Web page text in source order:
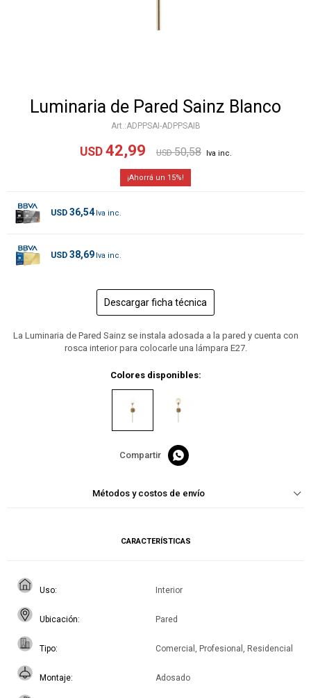
Luminaria de Pared Sainz Blanco
ADPPSAI-ADPPSAIB
USD 42,99 USD 50,58
15
USD 36,54
USD 38,69
Descargar ficha técnica
La Luminaria de Pared Sainz se instala adosada a la pared y cuenta con
rosca interior para colocarle una lámpara E27.
Colores disponibles:

Métodos y costos de envío
CARACTERÍSTICAS
Uso Interior
Ubicación Pared
Tipo Comercial, Profesional, Residencial
Montaje Adosado